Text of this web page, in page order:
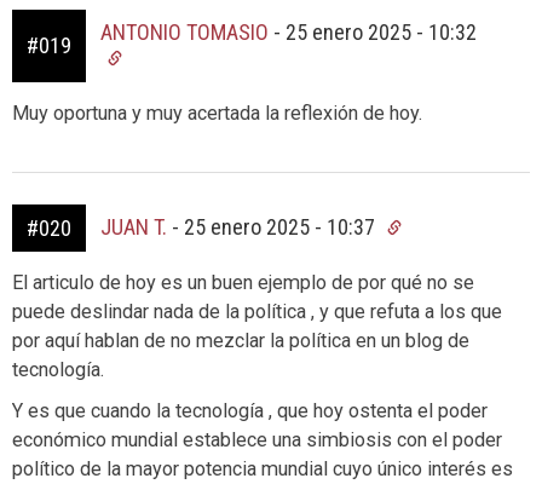
#019
ANTONIO TOMASIO - 25 enero 2025 - 10:32
Muy oportuna y muy acertada la reflexión de hoy.
#020 JUAN T. - 25 enero 2025 - 10:37
El articulo de hoy es un buen ejemplo de por qué no se
puede deslindar nada de la política , y que refuta a los que
por aquí hablan de no mezclar la política en un blog de
tecnología.
Y es que cuando la tecnología , que hoy ostenta el poder
económico mundial establece una simbiosis con el poder
político de la mayor potencia mundial cuyo único interés es